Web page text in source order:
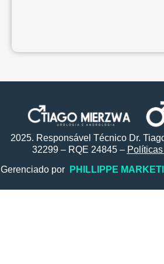
2025. Responsável Técnico Dr.
32299 – RQE 24845 –
Gerenciado por PHILLIPPE